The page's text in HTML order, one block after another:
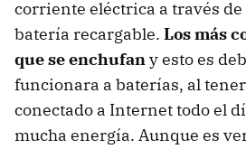
corriente eléctrica a través
batería recargable. Los más
que se enchufany esto es
funcionara a baterías, al
conectado a Internet todo el
mucha energía. Aunque es